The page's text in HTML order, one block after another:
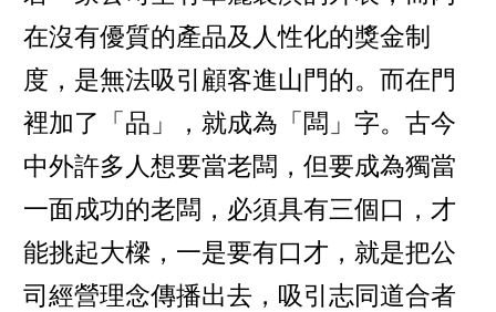
在沒有優質的產品及人性化的獎金制
度，是無法吸引顧客進山門的。而在門
裡加了「品」，就成為「闆」字。古今
中外許多人想要當老闆，但要成為獨當
一面成功的老闆，必須具有三個口，才
能挑起大樑，一是要有口才，就是把公
司經營理念傳播出去，吸引志同道合者